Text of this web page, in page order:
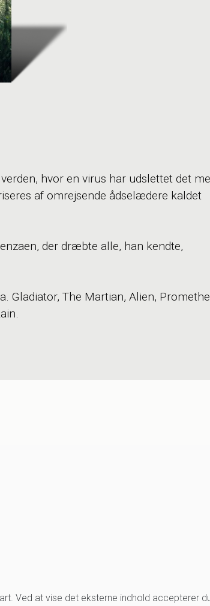
hvor en virus har udslettet det
af omrejsende ådselædere kaldet
der dræbte alle, han kendte,
Gladiator, The Martian, Alien,
Ved at vise det eksterne indhold accepterer